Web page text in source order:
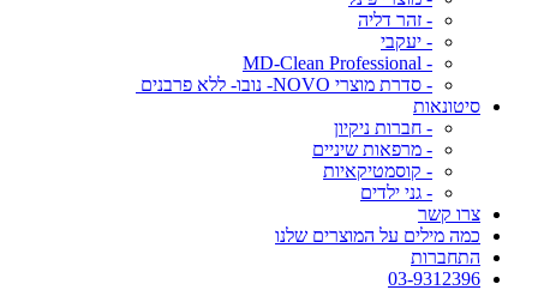
- זהר דליה
- יעקבי
- MD-Clean Professional
- סדרת מוצרי NOVO- נובו- ללא פרבנים
סיטונאות
- חברות ניקיון
- מרפאות שיניים
- קוסמטיקאיות
- גני ילדים
צרו קשר
כמה מילים על המוצרים שלנו
התחברות
03-9312396